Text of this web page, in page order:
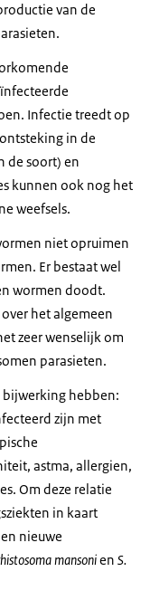
van de
Infectie treedt op
in de
de soort) en
kunnen ook nog het
weefsels.
niet opruimen
Er bestaat wel
wormen doodt.
het algemeen
zeer wenselijk om
parasieten.
hebben:
zijn met
astma, allergien,
Om deze relatie
in kaart
nieuwe
mansonien S.